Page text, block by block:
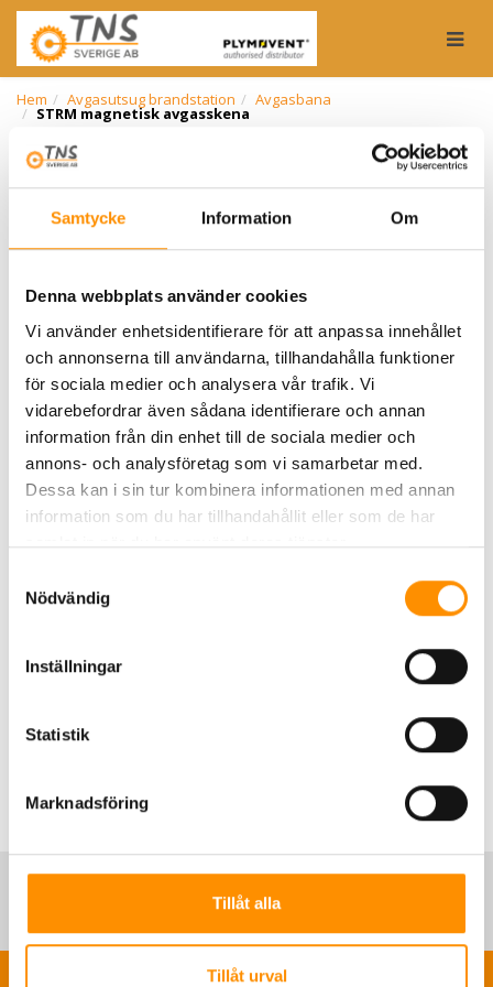
Samtycke Information Om
Denna webbplats använder cookies
Vi använder enhetsidentifierare för att anpassa innehållet
och annonserna till användarna, tillhandahålla funktioner
för sociala medier och analysera vår trafik. Vi
vidarebefordrar även sådana identifierare och annan
information från din enhet till de sociala medier och
annons- och analysföretag som vi samarbetar med.
Dessa kan i sin tur kombinera informationen med annan
information som du har tillhandahållit eller som de har
samlat in när du har använt deras tjänster.
Nödvändig
Inställningar
Statistik
Marknadsföring
Tillåt alla
Tillåt urval
Hem Avgasutsug brandstation Avgasbana
STRM magnetisk avgasskena
STRavgasskenat är utformat för att anslutas till valfritt
motorfordonsavgasrör och fångar upp praktiskt taget
uppställningsplatser med genom körning med upp till
fyra fordon parkerade i rad. Allting i systemet är
frånkoppling av det iväg körande fordonet. Det finns
en ett-stegs-anslutning till systemet då fordonet
kommer in i garaget. Om ni letar efter ett avgasutsug
som är lättanvänt och som säkerställer ett tillförlitligt
och effektivt avgasutsug förflerafordon i rad, är
rätt val.
Egenskaper och fördelar
Modeller som kan hantera upp till 30 meter
Avgasslangstorlekar för alla fordonstyper
Fartabsorberande dämpningssystem
Frånkoppling vid främre och bakre dörr
Medger upp till fyra fordon i rad
Justerbara frigöringspunkter beroende på